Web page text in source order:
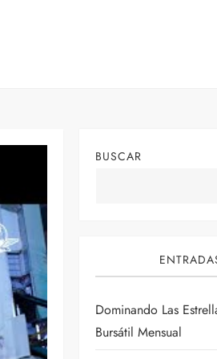
BUSCAR
Dominando Las
Bursátil Mensual